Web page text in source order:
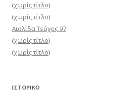
(χωρίς τίτλο)
(χωρίς τίτλο)
Αιολίδα Τεύχος 97
(χωρίς τίτλο)
(χωρίς τίτλο)
ΙΣΤΟΡΙΚΌ